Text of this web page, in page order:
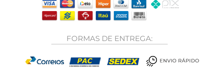
FORMAS DE ENTREGA: